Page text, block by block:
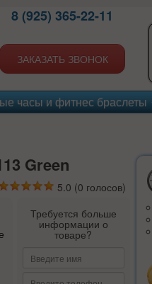
8 (925) 365-22-11
ЗАКАЗАТЬ ЗВОНОК
часы и фитнес браслеты
Green
5.0 (0 голосов)
Требуется больше
информации о
товаре?